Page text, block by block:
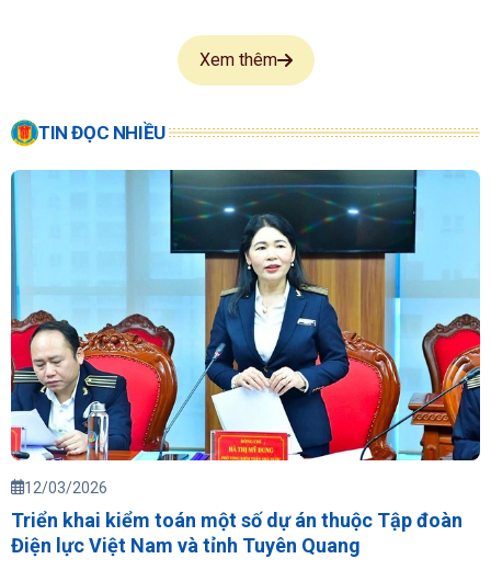
Xem thêm
TIN ĐỌC NHIỀU
12/03/2026
Triển khai kiểm toán một số dự án thuộc Tập đoàn
Điện lực Việt Nam và tỉnh Tuyên Quang